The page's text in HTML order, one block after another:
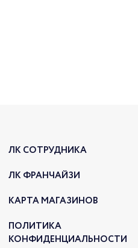
ЛК СОТРУДНИКА
ЛК ФРАНЧАЙЗИ
КАРТА МАГАЗИНОВ
ПОЛИТИКА
КОНФИДЕНЦИАЛЬНОСТИ